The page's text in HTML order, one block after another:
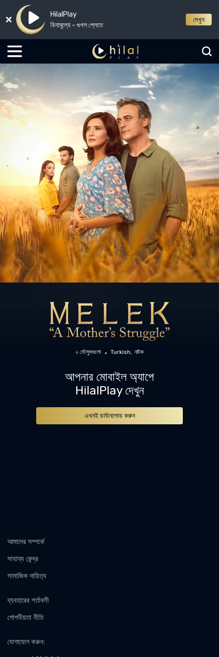
HilalPlay
বিনামূল্যে - গুগল প্লেতে
দেখুন
২ মৌসুমগুলো Turkish নাটক
আপনার মোবাইল অ্যাপে
HilalPlay দেখুন
এখনই ডাউনলোড করুন
আমাদের সম্পর্কে
সাহায্য কেন্দ্র
সামাজিক দায়িত্ব
ব্যবহারের শর্তাবলী
গোপনীয়তা নীতি
যোগাযোগ করুন: